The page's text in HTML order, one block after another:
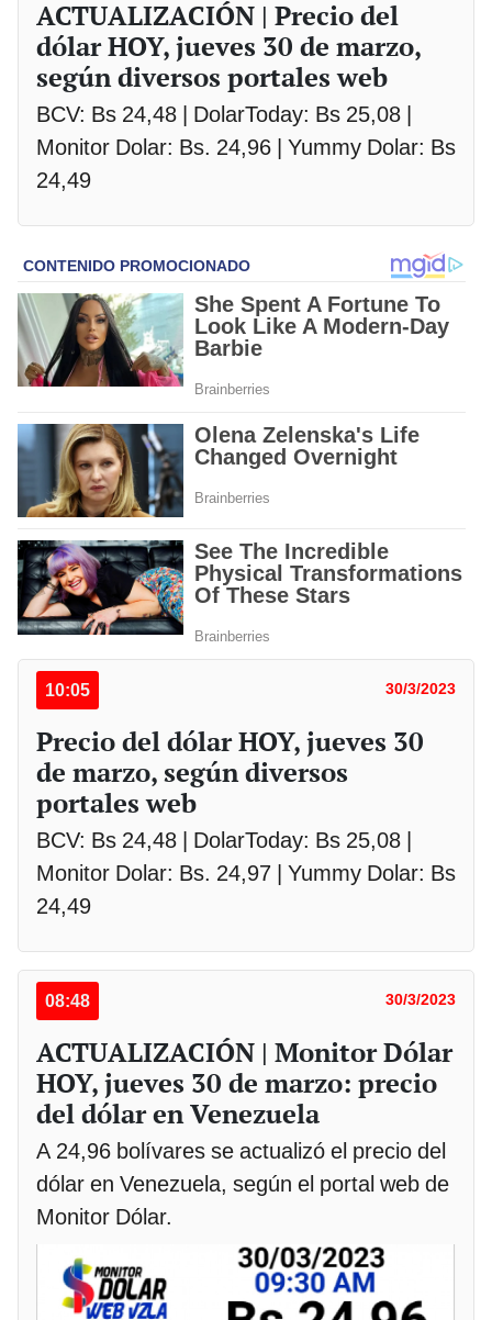
ACTUALIZACIÓN | Precio del
dólar HOY, jueves 30 de marzo,
según diversos portales web
BCV: Bs 24,48 | DolarToday: Bs 25,08 |
Monitor Dolar: Bs. 24,96 | Yummy Dolar: Bs
24,49
10:05 30/3/2023
Precio del dólar HOY, jueves 30
de marzo, según diversos
portales web
BCV: Bs 24,48 | DolarToday: Bs 25,08 |
Monitor Dolar: Bs. 24,97 | Yummy Dolar: Bs
24,49
08:48 30/3/2023
ACTUALIZACIÓN | Monitor Dólar
HOY, jueves 30 de marzo: precio
del dólar en Venezuela
A 24,96 bolívares se actualizó el precio del
dólar en Venezuela, según el portal web de
Monitor Dólar.